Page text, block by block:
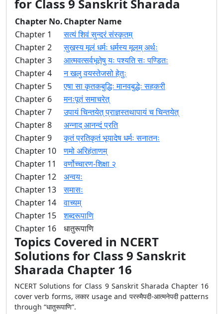
for Class 9 Sanskrit Sharada
Chapter No.Chapter Name
Chapter 1
सत्यं शिवं सुन्दरं संस्कृतम्
Chapter 2
सुखस्य मूलं धर्मः धर्मस्य मूलम् अर्थः
Chapter 3
आत्मवत्सर्वभूतेषु यः पश्यति सः पण्डितः
Chapter 4
न खलु वयस्तेजसो हेतुः
Chapter 5
एषा सा कृतकबुद्धिः मानवबुद्धेः सहकरी
Chapter 6
मनःपूतं समाचरेत्
Chapter 7
उपायं चिन्तयेत् प्राज्ञस्तथापायं च चिन्तयेत्
Chapter 8
अन्नाद् आनन्दं प्रति
Chapter 9
कृतं प्रतिकृतं भूयादेष धर्मः सनातनः
Chapter 10
णमो अरिहंताणम्
Chapter 11
वर्णोच्चारण-शिक्षा २
Chapter 12
अन्वयः
Chapter 13
समासः
Chapter 14
वाच्यम्
Chapter 15
शब्दरूपाणि
Chapter 16
धातुरूपाणि
Topics Covered in NCERT
Solutions for Class 9 Sanskrit
Sharada Chapter 16
NCERT Solutions for Class 9 Sanskrit Sharada Chapter 16
cover verb forms, लकार usage and परस्मैपदी-आत्मनेपदी patterns
through “धातुरूपाणि”.